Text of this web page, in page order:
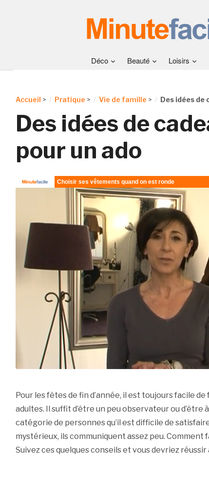
Déco Beauté Loisirs
Accueil > Pratique > Vie de famille > Des idées de
Des idées de
pour un ado
Pour les fêtes de fin d’année, il est toujours facile
adultes. Il suffit d’être un peu observateur ou d’être
catégorie de personnes qu’il est difficile de
mystérieux, ils communiquent assez peu. Comment
Suivez ces quelques conseils et vous devriez